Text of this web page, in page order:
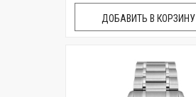
ДОБАВИТЬ В КОРЗИНУ